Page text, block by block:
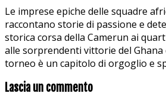
Le imprese epiche delle squadre
raccontano storie di passione e
storica corsa della Camerun ai
alle sorprendenti vittorie del
torneo è un capitolo di orgoglio e
Lascia un commento